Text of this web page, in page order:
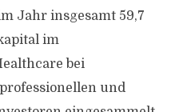
Jahr insgesamt 59,7
im
bei
und